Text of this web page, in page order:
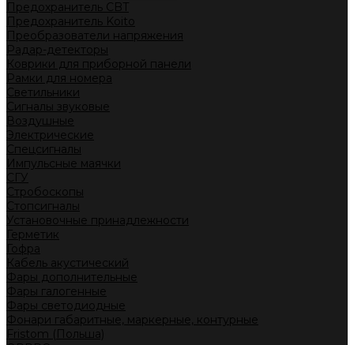
Предохранитель CBT
Предохранитель Koito
Преобразователи напряжения
Радар-детекторы
Коврики для приборной панели
Рамки для номера
Светильники
Сигналы звуковые
Воздушные
Электрические
Спецсигналы
Импульсные маячки
СГУ
Стробоскопы
Стопсигналы
Установочные принадлежности
Герметик
Гофра
Кабель акустический
Фары дополнительные
Фары галогенные
Фары светодиодные
Фонари габаритные, маркерные, контурные
Fristom (Польша)